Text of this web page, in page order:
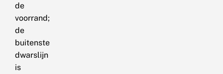
de
voorrand;
de
buitenste
dwarslijn
is